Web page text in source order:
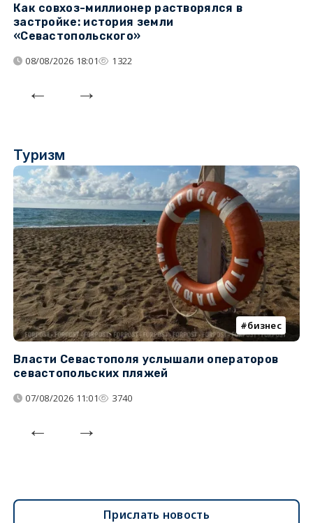
Как совхоз-миллионер растворялся в
застройке: история земли
«Севастопольского»
08/08/2026 18:01 1322
Туризм
бизнес
Власти Севастополя услышали операторов
севастопольских пляжей
07/08/2026 11:01 3740
Прислать новость